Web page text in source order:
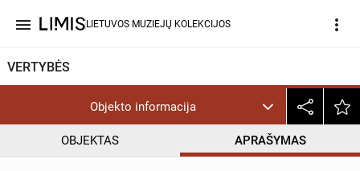
menu LIETUVOS MUZIEJŲ KOLEKCIJOS more_vert
VERTYBĖS
Objekto informacija
OBJEKTAS APRAŠYMAS